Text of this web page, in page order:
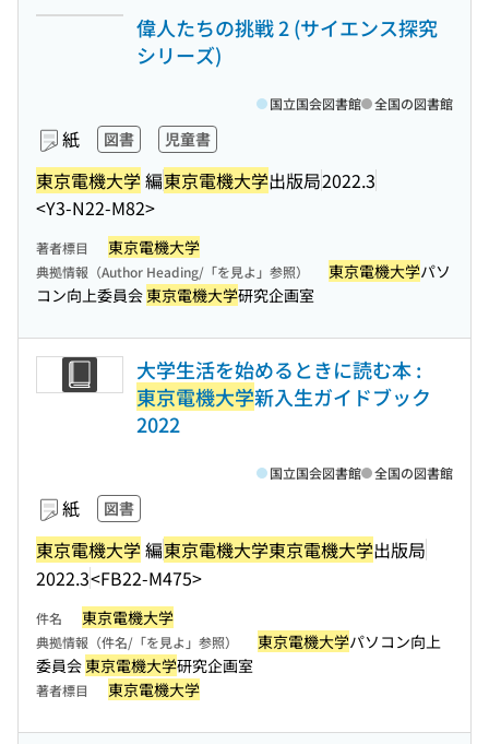
偉人たちの挑戦 2 (サイエンス探究
シリーズ)
紙 図書 児童書
東京電機大学 編東京電機大学出版局2022.3
<Y3-N22-M82>
国立国会図書館 全国の図書館
著者標目 東京電機大学
典拠情報（Author Heading/「を見よ」参照） 東京電機大学パソ
コン向上委員会 東京電機大学研究企画室
大学生活を始めるときに読む本 :
東京電機大学新入生ガイドブック
2022
紙 図書
東京電機大学 編東京電機大学東京電機大学出版局
2022.3<FB22-M475>
国立国会図書館 全国の図書館
件名 東京電機大学
典拠情報（件名/「を見よ」参照） 東京電機大学パソコン向上
委員会 東京電機大学研究企画室
著者標目 東京電機大学